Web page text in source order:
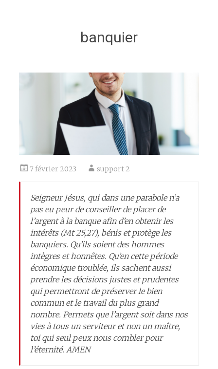
banquier
7 février 2023 support 2
Seigneur Jésus, qui dans une parabole n’a
pas eu peur de conseiller de placer de
l’argent à la banque afin d’en obtenir les
intérêts (Mt 25,27), bénis et protège les
banquiers. Qu’ils soient des hommes
intègres et honnêtes. Qu’en cette période
économique troublée, ils sachent aussi
prendre les décisions justes et prudentes
qui permettront de préserver le bien
commun et le travail du plus grand
nombre. Permets que l’argent soit dans nos
vies à tous un serviteur et non un maître,
toi qui seul peux nous combler pour
l’éternité. AMEN